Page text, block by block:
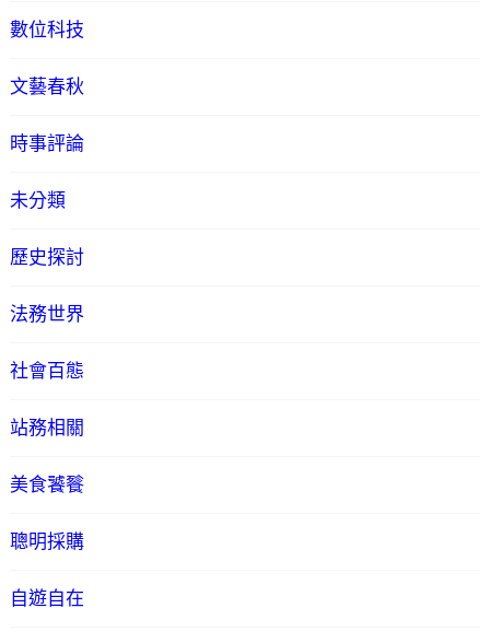
數位科技
文藝春秋
時事評論
未分類
歷史探討
法務世界
社會百態
站務相關
美食饕餮
聰明採購
自遊自在